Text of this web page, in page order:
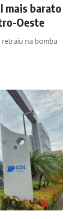
mais barato
Oeste
na bomba